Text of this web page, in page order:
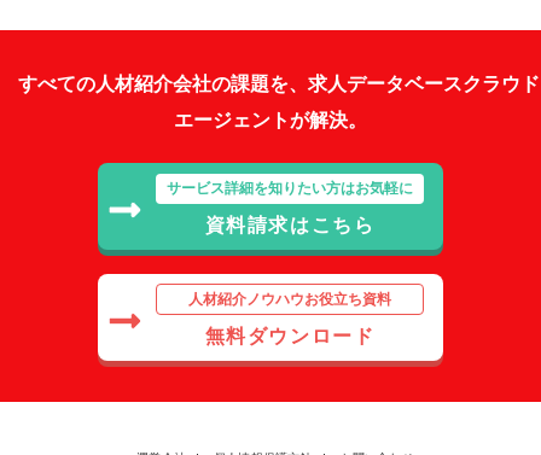
すべての人材紹介会社の課題を、求人データベースクラウド
エージェントが解決。
サービス詳細を知りたい方はお気軽に
資料請求はこちら
人材紹介ノウハウお役立ち資料
無料ダウンロード